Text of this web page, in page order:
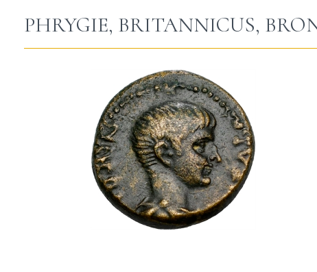
PHRYGIE, BRITANNICUS,